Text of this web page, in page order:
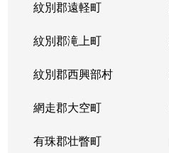
紋別郡遠軽町
紋別郡滝上町
紋別郡西興部村
網走郡大空町
有珠郡壮瞥町